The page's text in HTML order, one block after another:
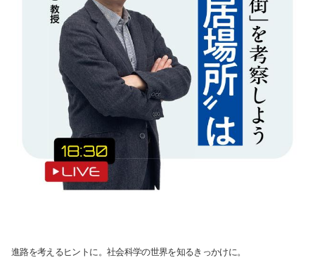
進路を考えるヒントに。社会科学の世界を知るきっかけに。